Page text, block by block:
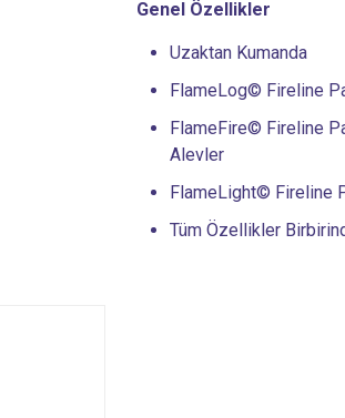
Genel Özellikler
Uzaktan Kumanda
FlameLog© Fireline
FlameFire© Fireline
Alevler
FlameLight© Fireline
Tüm Özellikler